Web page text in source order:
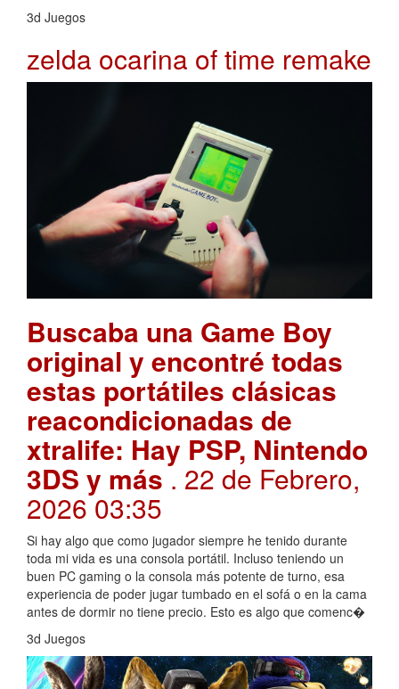
3d Juegos
zelda ocarina of time remake
Buscaba una Game Boy
original y encontré todas
estas portátiles clásicas
reacondicionadas de
xtralife: Hay PSP, Nintendo
3DS y más. 22 de Febrero,
2026 03:35
Si hay algo que como jugador siempre he tenido durante
toda mi vida es una consola portátil. Incluso teniendo un
buen PC gaming o la consola más potente de turno, esa
experiencia de poder jugar tumbado en el sofá o en la cama
antes de dormir no tiene precio. Esto es algo que comenc�
3d Juegos